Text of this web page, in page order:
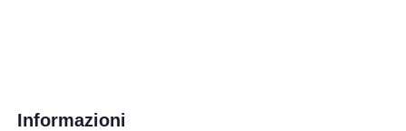
Informazioni